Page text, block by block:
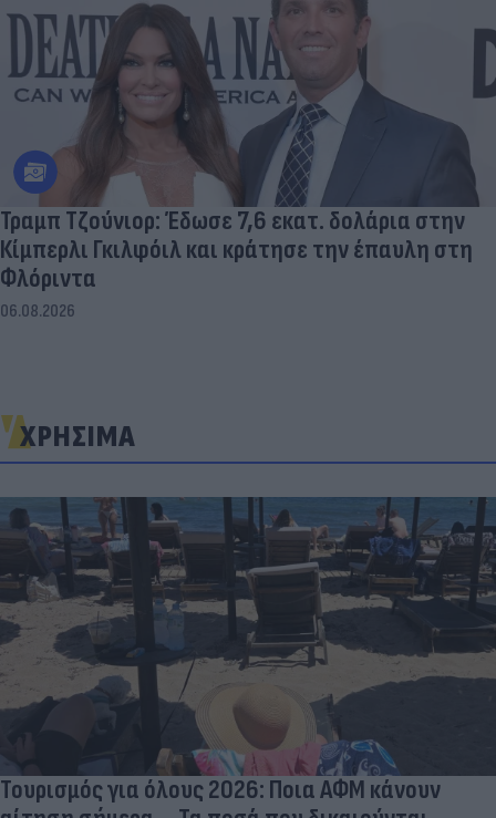
Τραμπ Τζούνιορ: Έδωσε 7,6 εκατ. δολάρια στην
Κίμπερλι Γκιλφόιλ και κράτησε την έπαυλη στη
Φλόριντα
06.08.2026
ΧΡΗΣΙΜΑ
Τουρισμός για όλους 2026: Ποια ΑΦΜ κάνουν